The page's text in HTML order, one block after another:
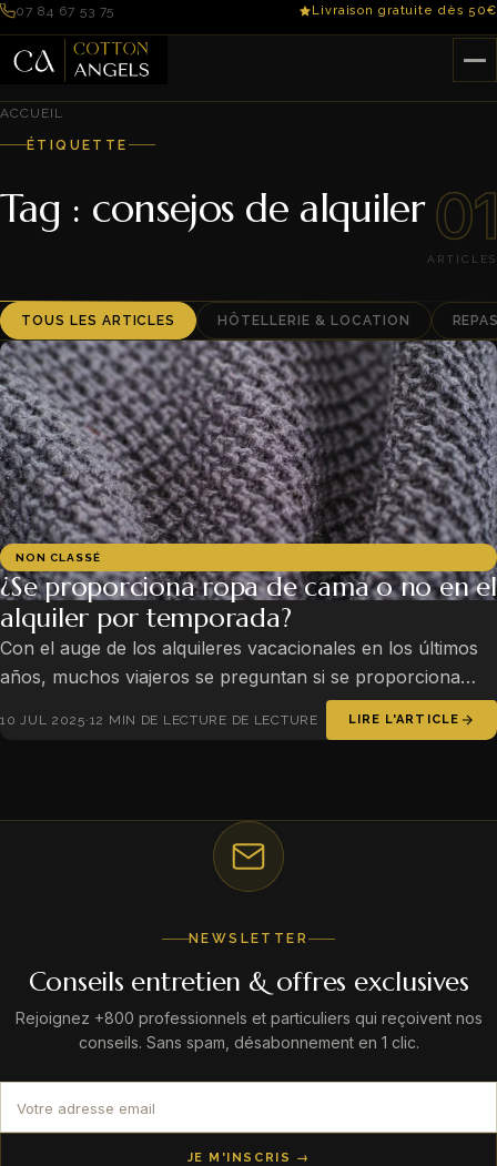
07 84 67 53 75 Livraison gratuite dès 50€
ACCUEIL
ÉTIQUETTE
Tag : consejos de alquiler 01
ARTICLES
TOUS LES ARTICLES HÔTELLERIE & LOCATION
NON CLASSÉ
¿Se proporciona ropa de cama o no en el
alquiler por temporada?
Con el auge de los alquileres vacacionales en los últimos
años, muchos viajeros se preguntan si se proporciona
ropa de cama durante su estancia. Este detalle, a menudo
considerado trivial,…
10 JUL 2025·12 MIN DE LECTURE DE LECTURE LIRE L'ARTICLE
NEWSLETTER
Conseils entretien & offres exclusives
Rejoignez +800 professionnels et particuliers qui reçoivent nos
conseils. Sans spam, désabonnement en 1 clic.
JE M'INSCRIS →